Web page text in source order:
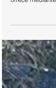
las Mujeres. Con una duración de 20 meses, este
a las
especialmente
ámbito de la
permitiéndoles
con su